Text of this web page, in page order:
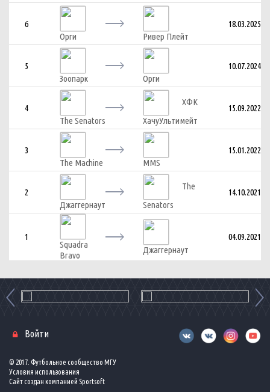
6
Орги
Ривер Плейт
18.03.2025
5
Зоопарк
Орги
10.07.2024
4
The Senators
ХФК
ХачуУльтимейт
15.09.2022
3
The Machine
MMS
15.01.2022
2
Джаггернаут
The
Senators
14.10.2021
1
Squadra
Bravo
Джаггернаут
04.09.2021
© 2017. Футбольное сообщество МГУ
Условия использования
Сайт создан компанией Sportsoft
Войти